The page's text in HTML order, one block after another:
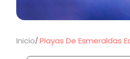
Inicio Playas De Esmeraldas